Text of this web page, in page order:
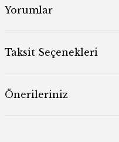
Yorumlar
Taksit Seçenekleri
Önerileriniz